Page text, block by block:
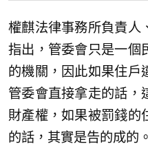
權麒法律事務所負責人
指出，管委會只是一個
的機關，因此如果住戶
管委會直接拿走的話，
財產權，如果被罰錢的
的話，其實是告的成的。